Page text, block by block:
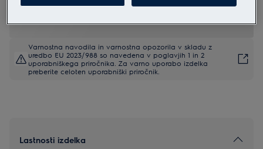
EU podatkovna kartica
Varnostna navodila in varnostna opozorila v skladu z
uredbo EU 2023/988 so navedena v poglavjih 1 in 2
uporabniškega priročnika. Za varno uporabo izdelka
preberite celoten uporabniški priročnik.
Lastnosti izdelka